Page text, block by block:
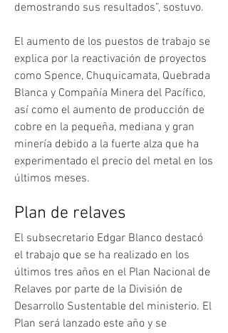
demostrando sus resultados”, sostuvo.
El aumento de los puestos de trabajo se
explica por la reactivación de proyectos
como Spence, Chuquicamata, Quebrada
Blanca y Compañía Minera del Pacífico,
así como el aumento de producción de
cobre en la pequeña, mediana y gran
minería debido a la fuerte alza que ha
experimentado el precio del metal en los
últimos meses.
Plan de relaves
El subsecretario Edgar Blanco destacó
el trabajo que se ha realizado en los
últimos tres años en el Plan Nacional de
Relaves por parte de la División de
Desarrollo Sustentable del ministerio. El
Plan será lanzado este año y se